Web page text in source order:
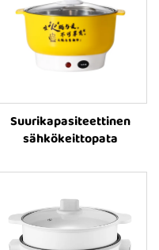
Suurikapasiteettinen
sähkökeittopata